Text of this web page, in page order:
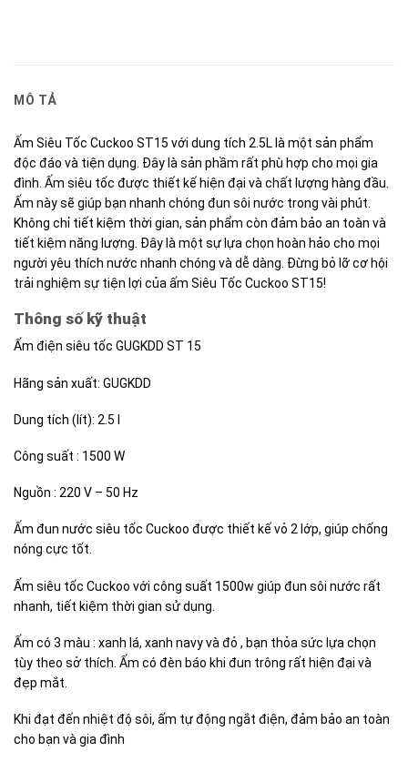
MÔ TẢ
Ấm Siêu Tốc Cuckoo ST15 với dung tích 2.5L là một sản phẩm
độc đáo và tiện dụng. Đây là sản phầm rất phù hợp cho mọi gia
đình. Ấm siêu tốc được thiết kế hiện đại và chất lượng hàng đầu.
Ấm này sẽ giúp bạn nhanh chóng đun sôi nước trong vài phút.
Không chỉ tiết kiệm thời gian, sản phẩm còn đảm bảo an toàn và
tiết kiệm năng lượng. Đây là một sự lựa chọn hoàn hảo cho mọi
người yêu thích nước nhanh chóng và dễ dàng. Đừng bỏ lỡ cơ hội
trải nghiệm sự tiện lợi của ấm Siêu Tốc Cuckoo ST15!
Thông số kỹ thuật
Ấm điện siêu tốc GUGKDD ST 15
Hãng sản xuất: GUGKDD
Dung tích (lít): 2.5 l
Công suất : 1500 W
Nguồn : 220 V – 50 Hz
Ấm đun nước siêu tốc Cuckoo được thiết kế vỏ 2 lớp, giúp chống
nóng cực tốt.
Ấm siêu tốc Cuckoo với công suất 1500w giúp đun sôi nước rất
nhanh, tiết kiệm thời gian sử dụng.
Ấm có 3 màu : xanh lá, xanh navy và đỏ , bạn thỏa sức lựa chọn
tùy theo sở thích. Ấm có đèn báo khi đun trông rất hiện đại và
đẹp mắt.
Khi đạt đến nhiệt độ sôi, ấm tự động ngắt điện, đảm bảo an toàn
cho bạn và gia đình